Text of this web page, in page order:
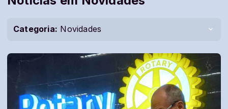
Categoria: Novidades